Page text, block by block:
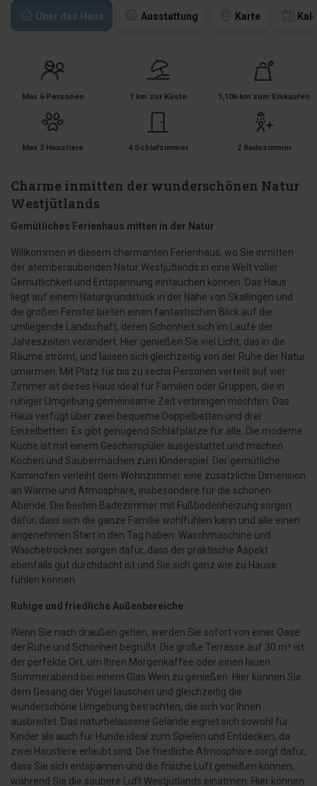
Über das Haus Ausstattung Karte
Max 6 Personen 1 km zur Küste 1,106 km zum Einkaufen
Max 2 Haustiere 4 Schlafzimmer 2 Badezimmer
Charme inmitten der wunderschönen Natur
Westjütlands
Gemütliches Ferienhaus mitten in der Natur
Willkommen in diesem charmanten Ferienhaus, wo Sie inmitten
der atemberaubenden Natur Westjütlands in eine Welt voller
Gemütlichkeit und Entspannung eintauchen können. Das Haus
liegt auf einem Naturgrundstück in der Nähe von Skallingen und
die großen Fenster bieten einen fantastischen Blick auf die
umliegende Landschaft, deren Schönheit sich im Laufe der
Jahreszeiten verändert. Hier genießen Sie viel Licht, das in die
Räume strömt, und lassen sich gleichzeitig von der Ruhe der Natur
umarmen. Mit Platz für bis zu sechs Personen verteilt auf vier
Zimmer ist dieses Haus ideal für Familien oder Gruppen, die in
ruhiger Umgebung gemeinsame Zeit verbringen möchten. Das
Haus verfügt über zwei bequeme Doppelbetten und drei
Einzelbetten. Es gibt genügend Schlafplätze für alle. Die moderne
Küche ist mit einem Geschirrspüler ausgestattet und machen
Kochen und Saubermachen zum Kinderspiel. Der gemütliche
Kaminofen verleiht dem Wohnzimmer eine zusätzliche Dimension
an Wärme und Atmosphäre, insbesondere für die schönen
Abende. Die beiden Badezimmer mit Fußbodenheizung sorgen
dafür, dass sich die ganze Familie wohlfühlen kann und alle einen
angenehmen Start in den Tag haben. Waschmaschine und
Wäschetrockner sorgen dafür, dass der praktische Aspekt
ebenfalls gut durchdacht ist und Sie sich ganz wie zu Hause
fühlen können.
Ruhige und friedliche Außenbereiche
Wenn Sie nach draußen gehen, werden Sie sofort von einer Oase
der Ruhe und Schönheit begrüßt. Die große Terrasse auf 30 m² ist
der perfekte Ort, um Ihren Morgenkaffee oder einen lauen
Sommerabend bei einem Glas Wein zu genießen. Hier können Sie
dem Gesang der Vögel lauschen und gleichzeitig die
wunderschöne Umgebung betrachten, die sich vor Ihnen
ausbreitet. Das naturbelassene Gelände eignet sich sowohl für
Kinder als auch für Hunde ideal zum Spielen und Entdecken, da
zwei Haustiere erlaubt sind. Die friedliche Atmosphäre sorgt dafür,
dass Sie sich entspannen und die frische Luft genießen können,
während Sie die saubere Luft Westjütlands einatmen. Hier können